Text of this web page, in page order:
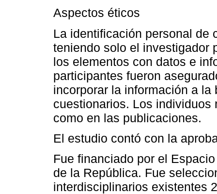
Aspectos éticos
La identificación personal de
teniendo solo el investigador
los elementos con datos e
participantes fueron
incorporar la información a
cuestionarios. Los
como en las publicaciones.
El estudio contó con la
Fue financiado por el
de la República. Fue
interdisciplinarios existentes